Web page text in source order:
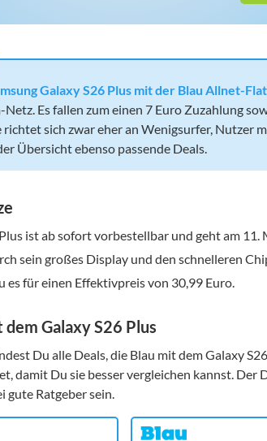
Galaxy S26 Plus mit der Blau Allnet-
Netz. Es fallen zum einen 7 Euro Zuzahlung
sich zwar eher an Wenigsurfer, Nutzer
Übersicht ebenso passende Deals.
ist ab sofort vorbestellbar und geht am 11.
sein großes Display und den schnelleren
es für einen Effektivpreis von 30,99 Euro.
Galaxy S26 Plus
Du alle Deals, die Blau mit dem Galaxy
damit Du sie besser vergleichen kannst. Der
gute Ratgeber sein.